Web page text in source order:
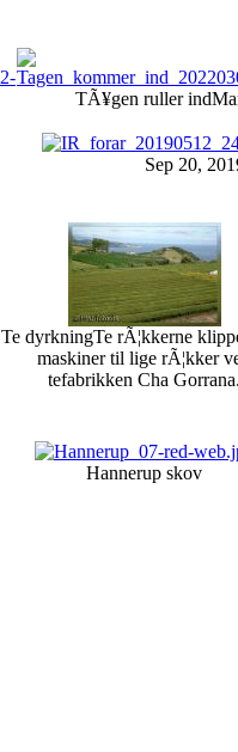
TÃ¥gen ruller ind
Sep 20,
Te dyrkningTe rÃ¦kkerne
maskiner til lige rÃ¦kker
tefabrikken Cha
Hannerup skov